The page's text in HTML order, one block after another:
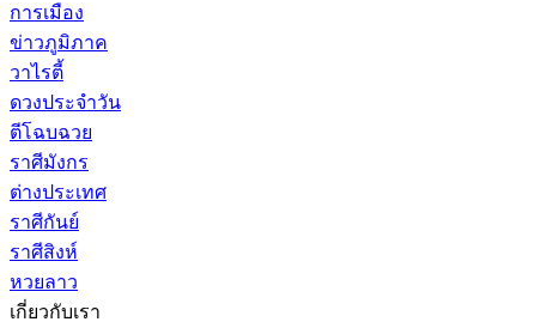
การเมือง
ข่าวภูมิภาค
วาไรตี้
ดวงประจำวัน
ตีโฉบฉวย
ราศีมังกร
ต่างประเทศ
ราศีกันย์
ราศีสิงห์
หวยลาว
เกี่ยวกับเรา